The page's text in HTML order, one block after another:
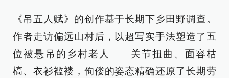
《吊五人赋》的创作基于长期下乡田野调查。
作者走访偏远山村后，以超写实手法塑造了五
位被悬吊的乡村老人——关节扭曲、面容枯
槁、衣衫褴褛，佝偻的姿态精确还原了长期劳